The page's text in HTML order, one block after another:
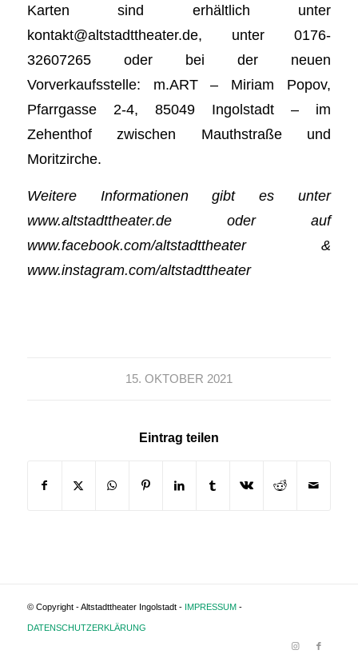
Karten sind erhältlich unter
kontakt@altstadttheater.de, unter 0176-
32607265 oder bei der neuen
Vorverkaufsstelle: m.ART – Miriam Popov,
Pfarrgasse 2-4, 85049 Ingolstadt – im
Zehenthof zwischen Mauthstraße und
Moritzirche.
Weitere Informationen gibt es unter
www.altstadttheater.de oder auf
www.facebook.com/altstadttheater &
www.instagram.com/altstadttheater
15. OKTOBER 2021
Eintrag teilen
© Copyright - Altstadttheater Ingolstadt - IMPRESSUM -
DATENSCHUTZERKLÄRUNG